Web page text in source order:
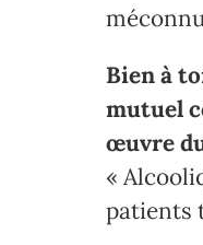
Bien à
mutuel
œuvre
«
patients